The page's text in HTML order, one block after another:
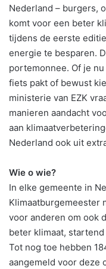
Nederland – burgers,
komt voor een beter
tijdens de eerste
energie te besparen.
portemonnee. Of je
fiets pakt of bewust
ministerie van EZK
manieren aandacht
aan
Nederland ook uit
Wie o wie?
In elke gemeente in
Klimaatburgemeester
voor anderen om ook
beter klimaat,
Tot nog toe hebben
aangemeld voor deze